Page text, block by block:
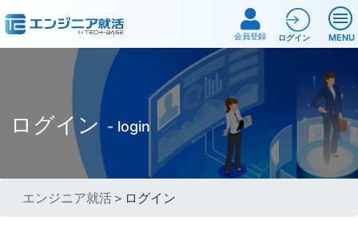
MENU
会員登録 ログイン
ログイン - login
エンジニア就活 ＞ログイン